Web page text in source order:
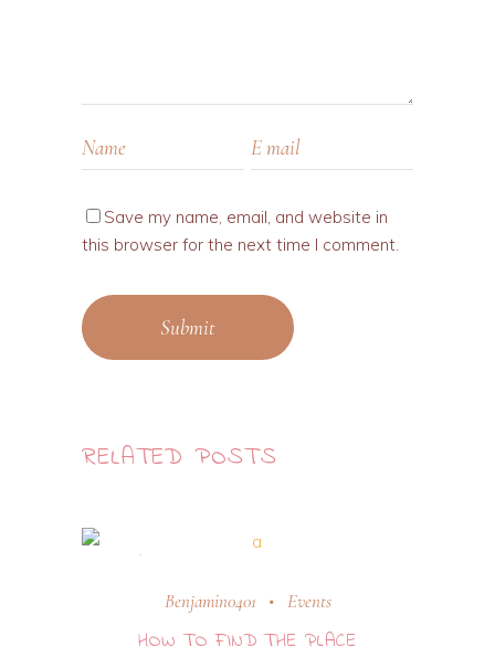
Save my name, email, and website in
this browser for the next time I comment.
Submit
RELATED POSTS
31 octobre 2018
Benjamin0401
Events
HOW TO FIND THE PLACE